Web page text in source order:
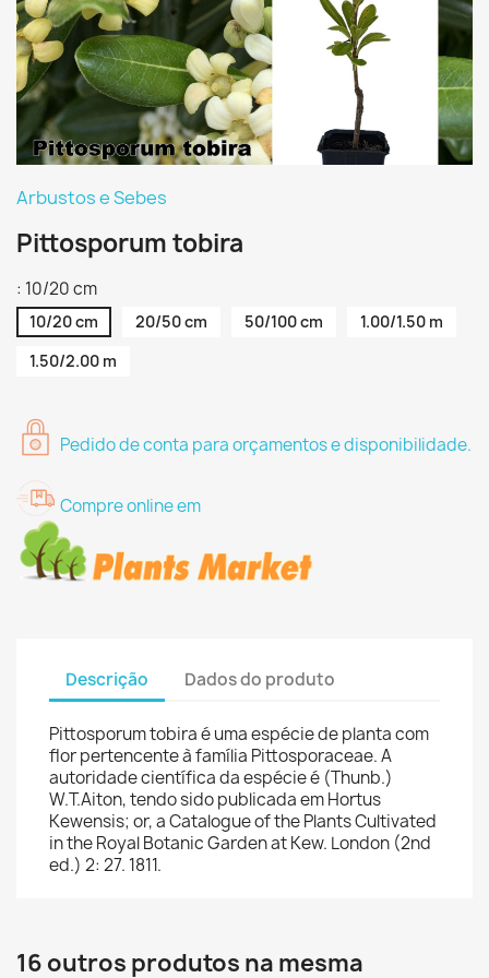
Arbustos e Sebes
Pittosporum tobira
: 10/20 cm
10/20 cm 20/50 cm 50/100 cm
1.00/1.50 m
1.50/2.00 m
Pedido de conta para orçamentos e disponibilidade.
Compre online em
Descrição Dados do produto
Pittosporum tobira é uma espécie de planta com
flor pertencente à família Pittosporaceae. A
autoridade científica da espécie é (Thunb.)
W.T.Aiton, tendo sido publicada em Hortus
Kewensis; or, a Catalogue of the Plants Cultivated
in the Royal Botanic Garden at Kew. London (2nd
ed.) 2: 27. 1811.
16 outros produtos na mesma